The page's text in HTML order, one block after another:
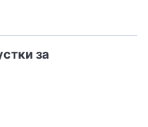
за